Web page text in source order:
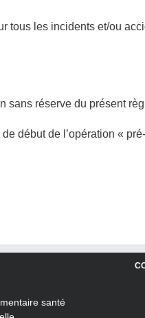
tous les incidents et/ou
sans réserve du présent
début de l’opération «
santé